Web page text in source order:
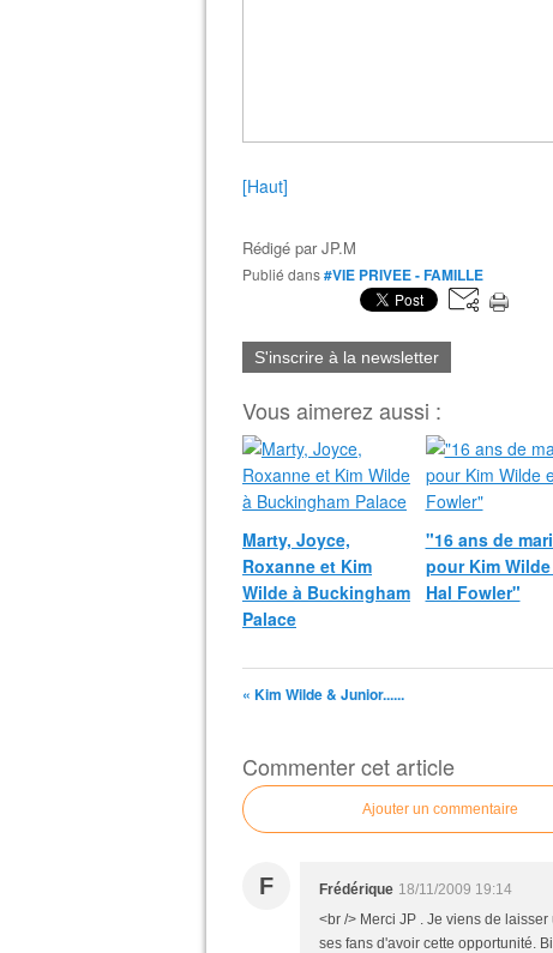
[Haut]
Rédigé parJP.M
Publié dans#VIE PRIVEE - FAMILLE
S'inscrire à la newsletter
Vous aimerez aussi :
Marty, Joyce,
Roxanne et Kim
Wilde à Buckingham
Palace
"16 ans de
pour Kim
Hal Fowler"
« Kim Wilde & Junior......
Commenter cet article
Ajouter un commentaire
F Frédérique 18/11/2009 19:14
<br /> Merci JP . Je viens de
ses fans d'avoir cette opportunité.